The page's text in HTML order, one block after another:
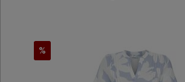
%